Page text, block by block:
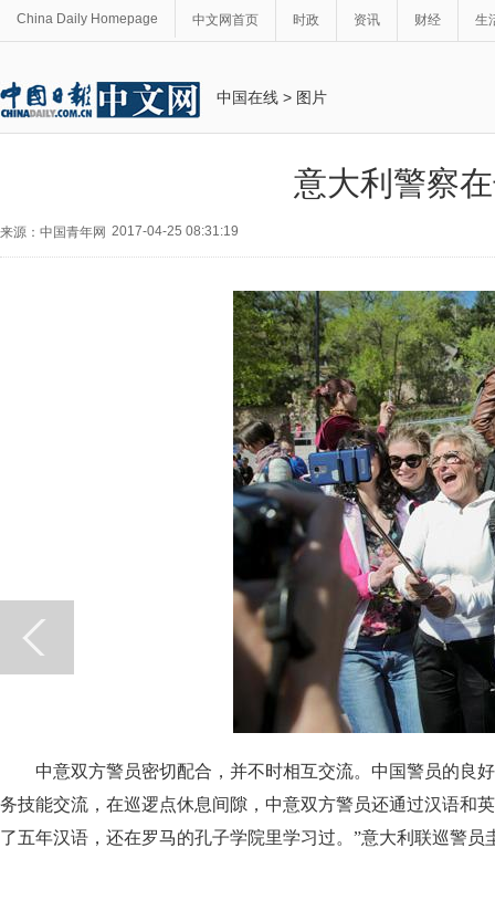
China Daily Homepage 中文网首页 时政 资讯 财经 生
中国在线 > 图片
意大利警察
来源：中国青年网 2017-04-25 08:31:19
中意双方警员密切配合，并不时相互交流。中国警员的
务技能交流，在巡逻点休息间隙，中意双方警员还通过汉语和
了五年汉语，还在罗马的孔子学院里学习过。”意大利联巡警